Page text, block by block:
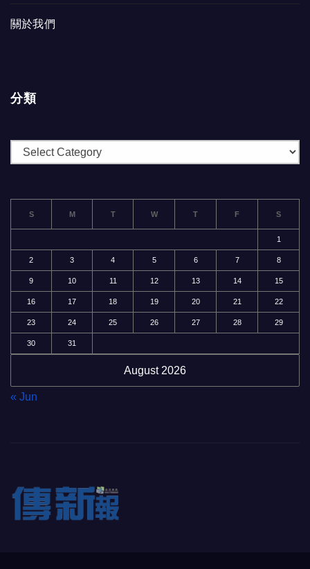
關於我們
分類
August 2026
S M T W T F S
1
2 3 4 5 6 7 8
9 10 11 12 13 14 15
16 17 18 19 20 21 22
23 24 25 26 27 28 29
30 31
« Jun